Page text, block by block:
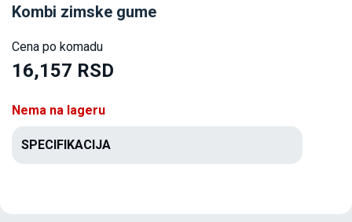
Kombi zimske gume
Cena po komadu
16,157 RSD
Nema na lageru
SPECIFIKACIJA